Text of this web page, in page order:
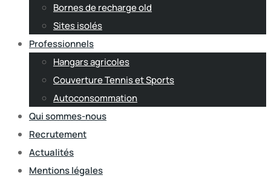
Bornes de recharge old
Sites isolés
Professionnels
Hangars agricoles
Couverture Tennis et Sports
Autoconsommation
Qui sommes-nous
Recrutement
Actualités
Mentions légales